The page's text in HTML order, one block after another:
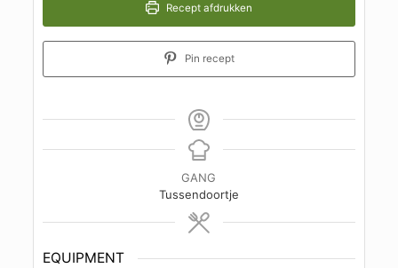
Recept afdrukken
Pin recept
GANG
Tussendoortje
EQUIPMENT